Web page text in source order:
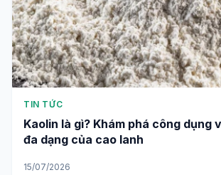
TIN TỨC
Kaolin là gì? Khám phá công dụng
đa dạng của cao lanh
15/07/2026